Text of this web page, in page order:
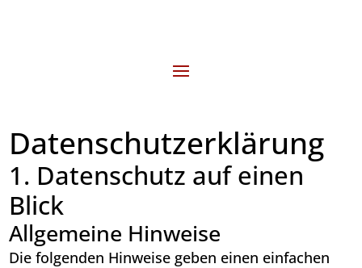
Datenschutz­erklärung
1. Datenschutz auf einen
Blick
Allgemeine Hinweise
Die folgenden Hinweise geben einen einfachen